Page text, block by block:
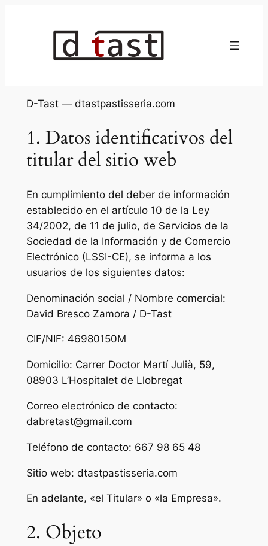
D-Tast — dtastpastisseria.com
1. Datos identificativos del
titular del sitio web
En cumplimiento del deber de información
establecido en el artículo 10 de la Ley
34/2002, de 11 de julio, de Servicios de la
Sociedad de la Información y de Comercio
Electrónico (LSSI-CE), se informa a los
usuarios de los siguientes datos:
Denominación social / Nombre comercial:
David Bresco Zamora / D-Tast
CIF/NIF: 46980150M
Domicilio: Carrer Doctor Martí Julià, 59,
08903 L’Hospitalet de Llobregat
Correo electrónico de contacto:
dabretast@gmail.com
Teléfono de contacto: 667 98 65 48
Sitio web: dtastpastisseria.com
En adelante, «el Titular» o «la Empresa».
2. Objeto